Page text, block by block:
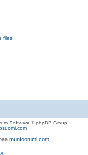
files
Software © phpBB Group
munfoorumi.com